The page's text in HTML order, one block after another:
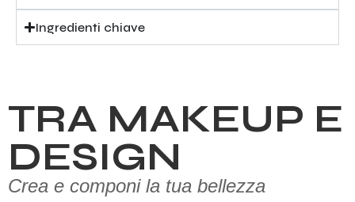
Ingredienti chiave
TRA MAKEUP E
DESIGN
Crea e componi la tua bellezza